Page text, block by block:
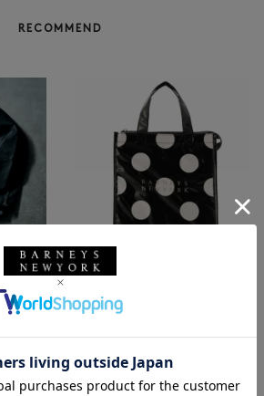
RECOMMEND
ANC
NEW
BARNEYS NEW YORK
ロゴ入りPVC保冷トートバッ
¥6,600